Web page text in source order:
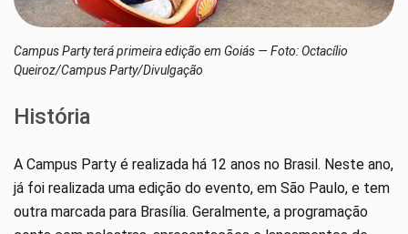
Campus Party terá primeira edição em Goiás — Foto: Octacílio
Queiroz/Campus Party/Divulgação
História
A Campus Party é realizada há 12 anos no Brasil. Neste ano,
já foi realizada uma edição do evento, em São Paulo, e tem
outra marcada para Brasília. Geralmente, a programação